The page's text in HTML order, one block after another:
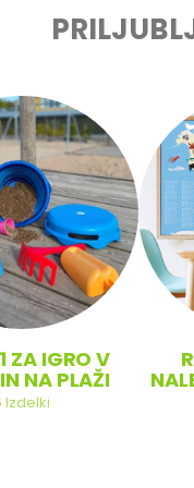
ZA IGRO V
NA PLAŽI
Izdelki